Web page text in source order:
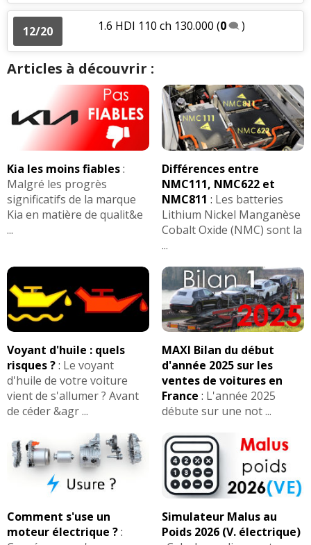
12/20 1.6 HDI 110 ch 130.000 (0 )
Articles à découvrir :
Kia les moins fiables:
Malgré les progrès
significatifs de la marque
Kia en matière de qualit&e
...
Différences entre
NMC111, NMC622 et
NMC811 : Les batteries
Lithium Nickel Manganèse
Cobalt Oxide (NMC) sont la
...
Voyant d'huile : quels
risques ?: Le voyant
d'huile de votre voiture
vient de s'allumer ? Avant
de céder &agr ...
MAXI Bilan du début
d'année 2025 sur les
ventes de voitures en
France : L'année 2025
débute sur une not ...
Comment s'use un
moteur électrique ?:
Simulateur Malus au
Poids 2026 (V. électrique)